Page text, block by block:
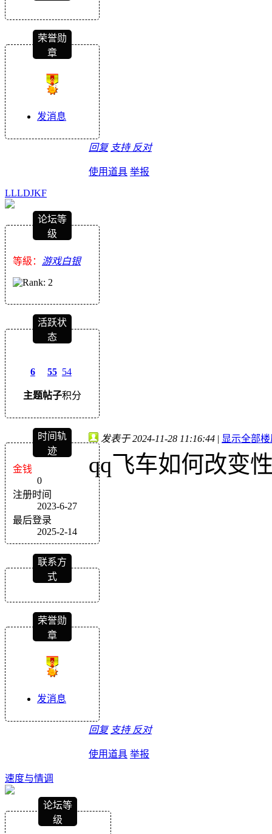
荣誉勋
章
发消息
回复 支持 反对
使用道具 举报
LLLDJKF
论坛等
级
等級： 游戏白银
活跃状
态
6
主题
55
帖子
54
积分
时间轨
迹
金钱
0
注册时间
2023-6-27
最后登录
2025-2-14
联系方
式
荣誉勋
章
发消息
发表于 2024-11-28 11:16:44 | 显示全部
qq飞车如何改变
回复 支持 反对
使用道具 举报
速度与情调
论坛等
级